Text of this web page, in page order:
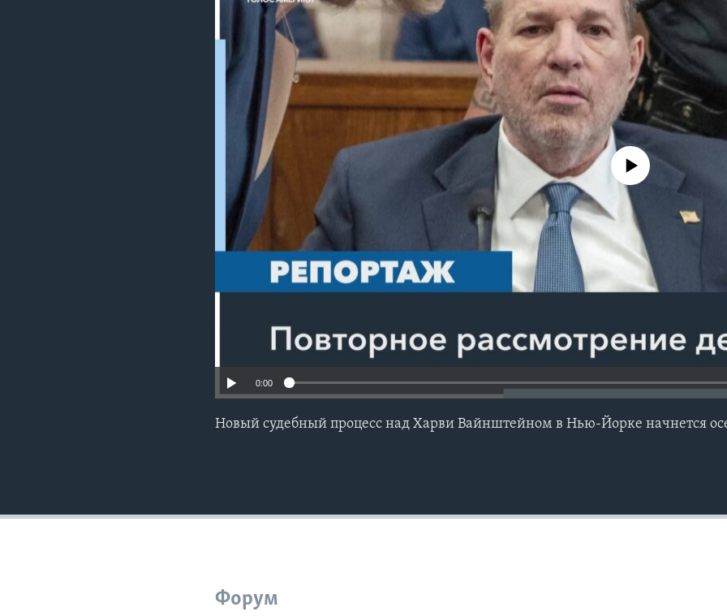
No media source currently
0:00
Новый судебный процесс над Харви Вайнштейном в Нью-Йорке начнется
Форум